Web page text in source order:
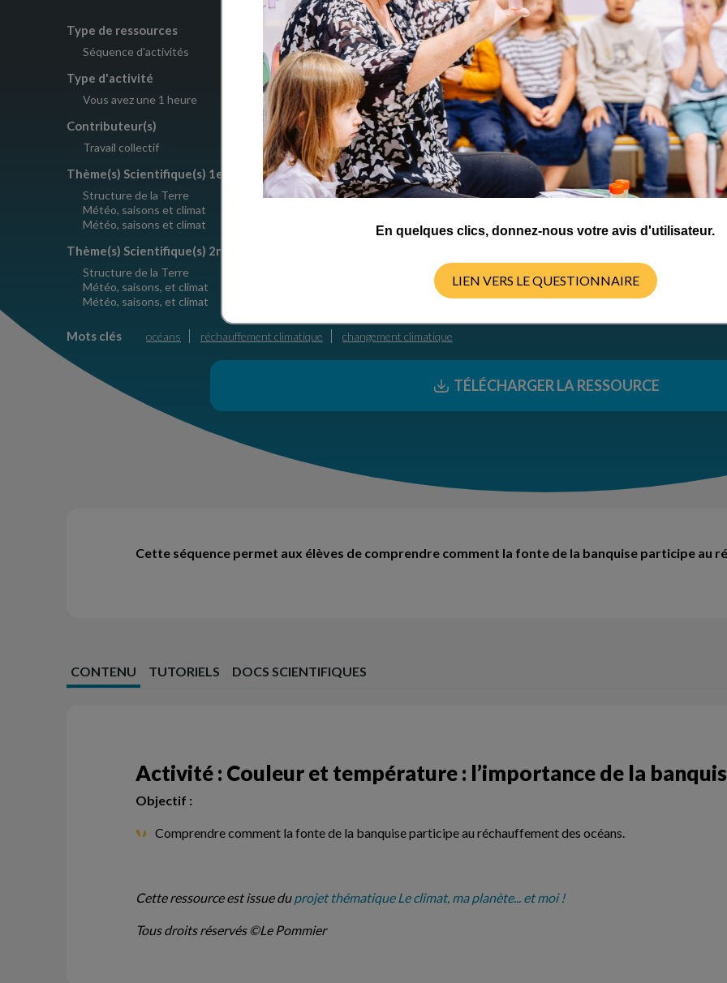
Type de ressources
Séquence d'activités
Type d'activité
Vous avez une 1 heure
Contributeur(s)
Travail collectif
Thème(s) Scientifique(s) 1er degré
Structure de la Terre
Météo, saisons et climat
Météo, saisons et climat
Thème(s) Scientifique(s) 2nd degré
Structure de la Terre
Météo, saisons, et climat
Météo, saisons, et climat
Nombre d'activités
1
Crédits
Le Pommier
Mots clés océans réchauffement climatique changement climatique
TÉLÉCHARGER LA RESSOURCE
Cette séquence permet aux élèves de comprendre comment la fonte de la banquise participe au
CONTENU TUTORIELS DOCS SCIENTIFIQUES
Activité : Couleur et température : l’importance de la
Objectif :
Comprendre comment la fonte de la banquise participe au réchauffement des océans.
Cette ressource est issue duprojet thématique Le climat, ma planète... et moi !
Tous droits réservés ©Le Pommier
En quelques clics, donnez-nous votre avis d'utilisateur.
LIEN VERS LE QUESTIONNAIRE